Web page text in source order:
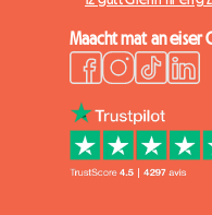
Maacht mat an eiser